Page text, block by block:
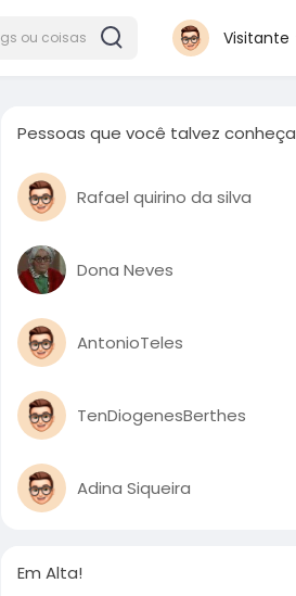
Visitante
Pessoas que você talvez conheça
Rafael quirino da silva
Dona Neves
AntonioTeles
TenDiogenesBerthes
Adina Siqueira
Em Alta!